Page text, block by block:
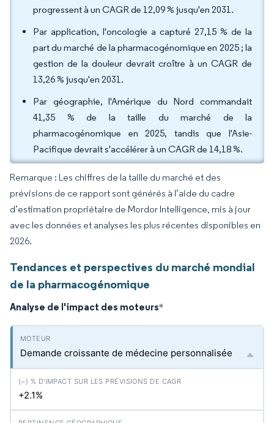
progressent à un CAGR de 12,09 % jusqu'en 2031.
Par application, l'oncologie a capturé 27,15 % de la
part du marché de la pharmacogénomique en 2025 ; la
gestion de la douleur devrait croître à un CAGR de
13,26 % jusqu'en 2031.
Par géographie, l'Amérique du Nord commandait
41,35 % de la taille du marché de la
pharmacogénomique en 2025, tandis que l'Asie-
Pacifique devrait s'accélérer à un CAGR de 14,18 %.
Remarque : Les chiffres de la taille du marché et des
prévisions de ce rapport sont générés à l’aide du cadre
d’estimation propriétaire de Mordor Intelligence, mis à jour
avec les données et analyses les plus récentes disponibles en
2026.
Tendances et perspectives du marché mondial
de la pharmacogénomique
Analyse de l'impact des moteurs*
Demande croissante de médecine personnalisée
+2.1%